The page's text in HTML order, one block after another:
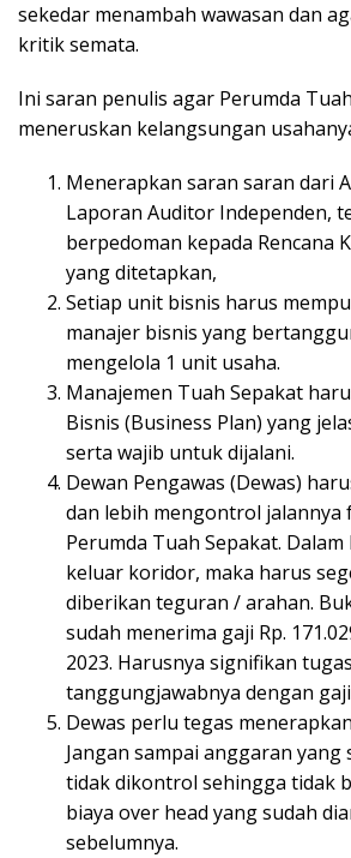
sekedar menambah wawasan dan
kritik semata.
Ini saran penulis agar Perumda
meneruskan kelangsungan
Menerapkan saran saran dari
Laporan Auditor Independen,
berpedoman kepada Rencana
yang ditetapkan,
Setiap unit bisnis harus
manajer bisnis yang
mengelola 1 unit usaha.
Manajemen Tuah Sepakat
Bisnis (Business Plan) yang
serta wajib untuk dijalani.
Dewan Pengawas (Dewas)
dan lebih mengontrol jalannya
Perumda Tuah Sepakat.
keluar koridor, maka harus
diberikan teguran / arahan.
sudah menerima gaji Rp.
2023. Harusnya signifikan
tanggungjawabnya dengan
Dewas perlu tegas
Jangan sampai anggaran
tidak dikontrol sehingga tidak
biaya over head yang sudah
sebelumnya.